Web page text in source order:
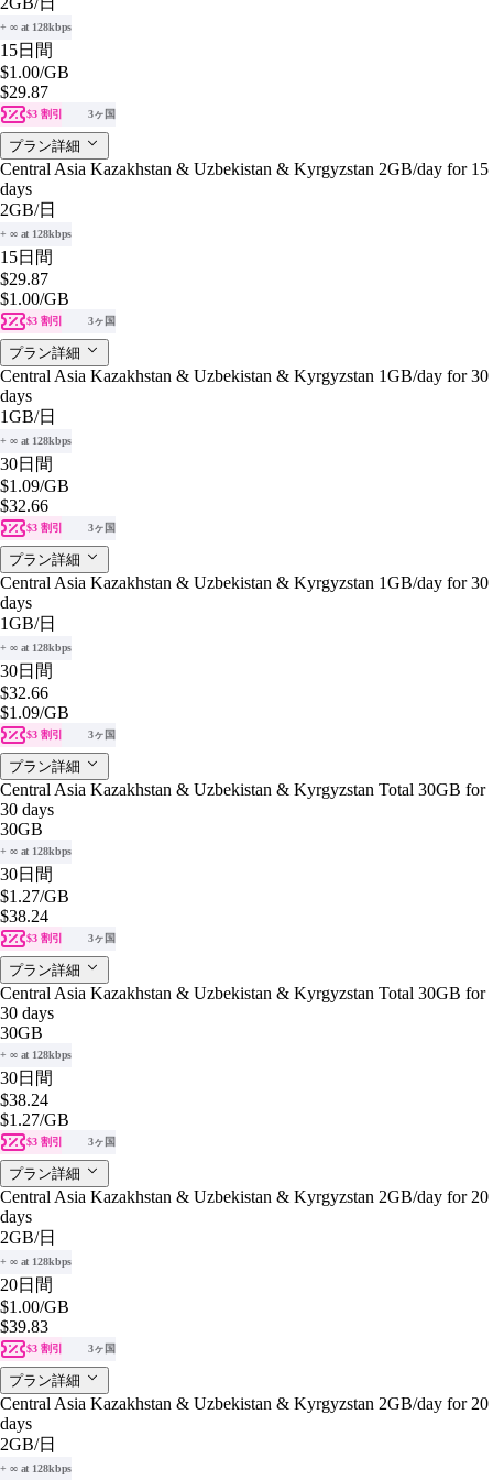
+ ∞ at 128kbps
15日間
$1.00/GB
$29.87
$3 割引 3ヶ国
プラン詳細
Central Asia Kazakhstan & Uzbekistan & Kyrgyzstan 2GB/day for 15
days
2GB/日
+ ∞ at 128kbps
15日間
$29.87
$1.00/GB
$3 割引 3ヶ国
プラン詳細
Central Asia Kazakhstan & Uzbekistan & Kyrgyzstan 1GB/day for 30
days
1GB/日
+ ∞ at 128kbps
30日間
$1.09/GB
$32.66
$3 割引 3ヶ国
プラン詳細
Central Asia Kazakhstan & Uzbekistan & Kyrgyzstan 1GB/day for 30
days
1GB/日
+ ∞ at 128kbps
30日間
$32.66
$1.09/GB
$3 割引 3ヶ国
プラン詳細
Central Asia Kazakhstan & Uzbekistan & Kyrgyzstan Total 30GB for
30 days
30GB
+ ∞ at 128kbps
30日間
$1.27/GB
$38.24
$3 割引 3ヶ国
プラン詳細
Central Asia Kazakhstan & Uzbekistan & Kyrgyzstan Total 30GB for
30 days
30GB
+ ∞ at 128kbps
30日間
$38.24
$1.27/GB
$3 割引 3ヶ国
プラン詳細
Central Asia Kazakhstan & Uzbekistan & Kyrgyzstan 2GB/day for 20
days
2GB/日
+ ∞ at 128kbps
20日間
$1.00/GB
$39.83
$3 割引 3ヶ国
プラン詳細
Central Asia Kazakhstan & Uzbekistan & Kyrgyzstan 2GB/day for 20
days
2GB/日
+ ∞ at 128kbps